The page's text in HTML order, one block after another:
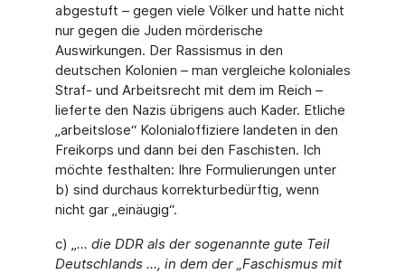
abgestuft – gegen viele Völker und hatte nicht
nur gegen die Juden mörderische
Auswirkungen. Der Rassismus in den
deutschen Kolonien – man vergleiche koloniales
Straf- und Arbeitsrecht mit dem im Reich –
lieferte den Nazis übrigens auch Kader. Etliche
„arbeitslose“ Kolonialoffiziere landeten in den
Freikorps und dann bei den Faschisten. Ich
möchte festhalten: Ihre Formulierungen unter
b) sind durchaus korrekturbedürftig, wenn
nicht gar „einäugig“.
c) „... die DDR als der sogenannte gute Teil
Deutschlands ..., in dem der „Faschismus mit